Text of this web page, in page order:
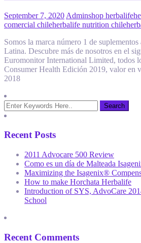
September 7, 2020 Adminshop herbalife
comercial chileherbalife nutrition chile
Somos la marca número 1 de
Latina. Descubre más de nosotros en el
Euromonitor International Limited, todos
Consumer Health Edición 2019, valor en
2018
Recent Posts
2011 Advocare 500 Review
Como es un día de Malteada
Maximizing the Isagenix®
How to make Horchata Herbalife
Introduction of SYS, AdvoCare
School
Recent Comments